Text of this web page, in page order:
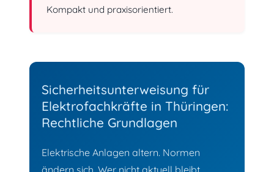
Kompakt und praxisorientiert.
Sicherheitsunterweisung für
Elektrofachkräfte in Thüringen:
Rechtliche Grundlagen
Elektrische Anlagen altern. Normen
ändern sich. Wer nicht aktuell bleibt,